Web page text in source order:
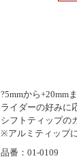
?5mmから+20mm
ライダーの好みに
シフトティップの
※アルミティップ
品番：01-0109